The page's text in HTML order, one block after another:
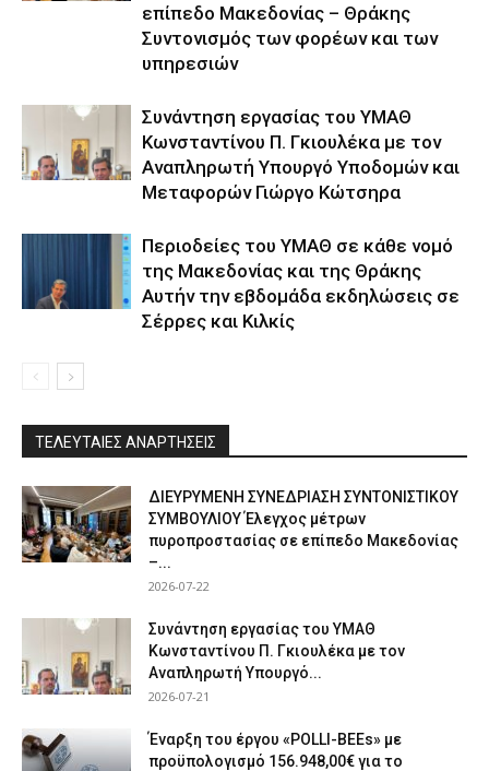
επίπεδο Μακεδονίας – Θράκης
Συντονισμός των φορέων και των
υπηρεσιών
Συνάντηση εργασίας του ΥΜΑΘ
Κωνσταντίνου Π. Γκιουλέκα με τον
Αναπληρωτή Υπουργό Υποδομών και
Μεταφορών Γιώργο Κώτσηρα
Περιοδείες του ΥΜΑΘ σε κάθε νομό
της Μακεδονίας και της Θράκης
Αυτήν την εβδομάδα εκδηλώσεις σε
Σέρρες και Κιλκίς
ΤΕΛΕΥΤΑΙΕΣ ΑΝΑΡΤΗΣΕΙΣ
ΔΙΕΥΡΥΜΕΝΗ ΣΥΝΕΔΡΙΑΣΗ ΣΥΝΤΟΝΙΣΤΙΚΟΥ
ΣΥΜΒΟΥΛΙΟΥ Έλεγχος μέτρων
πυροπροστασίας σε επίπεδο Μακεδονίας
–...
2026-07-22
Συνάντηση εργασίας του ΥΜΑΘ
Κωνσταντίνου Π. Γκιουλέκα με τον
Αναπληρωτή Υπουργό...
2026-07-21
Έναρξη του έργου «POLLI-BEEs» με
προϋπολογισμό 156.948,00€ για το